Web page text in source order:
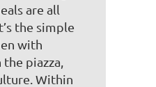
are all
the simple
with
piazza,
Within